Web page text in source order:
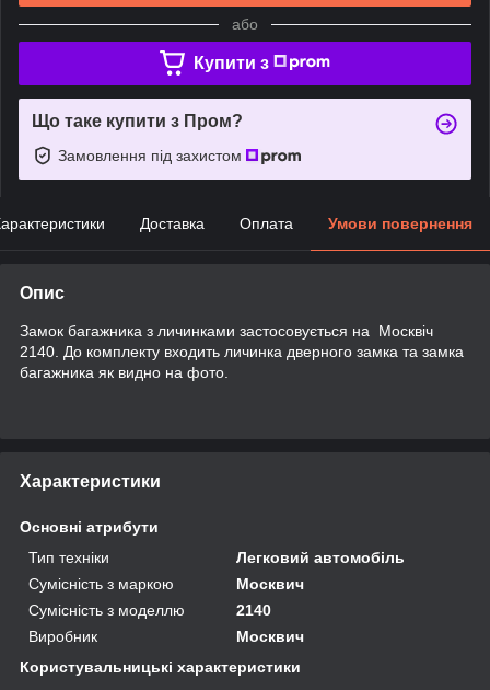
або
Купити з
Що таке купити з Пром?
Замовлення під захистом
Доставка Оплата Умови повернення
Опис
Замок багажника з личинками застосовується на Москвіч
2140. До комплекту входить личинка дверного замка та замка
багажника як видно на фото.
Характеристики
Основні атрибути
Тип техніки
Легковий автомобіль
Сумісність з маркою
Москвич
Сумісність з моделлю
2140
Виробник
Москвич
Користувальницькі характеристики